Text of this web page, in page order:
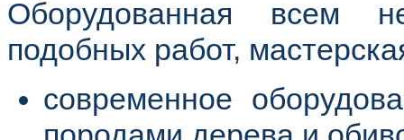
Оборудованная всем
подобных работ,
современное